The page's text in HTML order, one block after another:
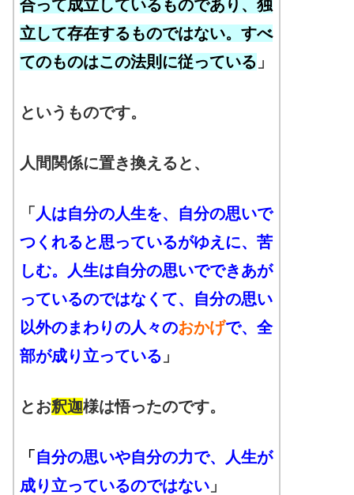
合って成立しているものであり、独
立して存在するものではない。すべ
てのものはこの法則に従っている 」
というものです。
人間関係に置き換えると、
「人は自分の人生を、自分の思いで
つくれると思っているがゆえに、苦
しむ。人生は自分の思いでできあが
っているのではなくて、自分の思い
以外のまわりの人々のおかげで、全
部が成り立っている 」
とお釈迦様は悟ったのです。
「自分の思いや自分の力で、人生が
成り立っているのではない 」